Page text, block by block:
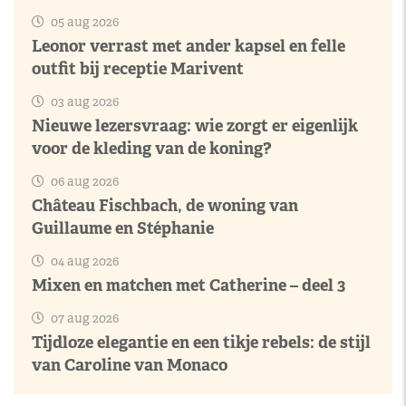
05 aug 2026
Leonor verrast met ander kapsel en felle
outfit bij receptie Marivent
03 aug 2026
Nieuwe lezersvraag: wie zorgt er eigenlijk
voor de kleding van de koning?
06 aug 2026
Château Fischbach, de woning van
Guillaume en Stéphanie
04 aug 2026
Mixen en matchen met Catherine – deel 3
07 aug 2026
Tijdloze elegantie en een tikje rebels: de stijl
van Caroline van Monaco